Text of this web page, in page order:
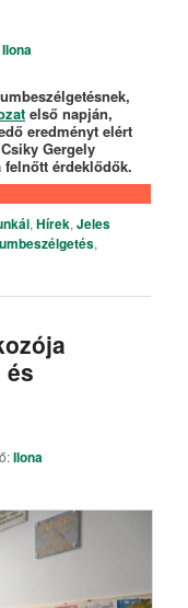
Ilona
első napján,
eredményt elért
Gergely
érdeklődők.
,Hírek,Jeles
,
és
Ilona